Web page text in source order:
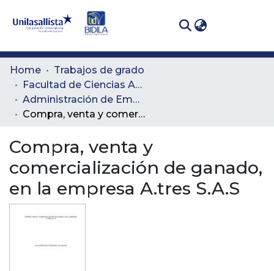
Communities
& Collections
All of DSpace
Statistics
Home
Trabajos de grado
Facultad de Ciencias Administrativas y Agropecuarias
Administración de Empresas Agropecuarias
Compra, venta y comercialización de ganado, en la empresa A.tres S.A.S
Compra, venta y
comercialización de ganado,
en la empresa A.tres S.A.S